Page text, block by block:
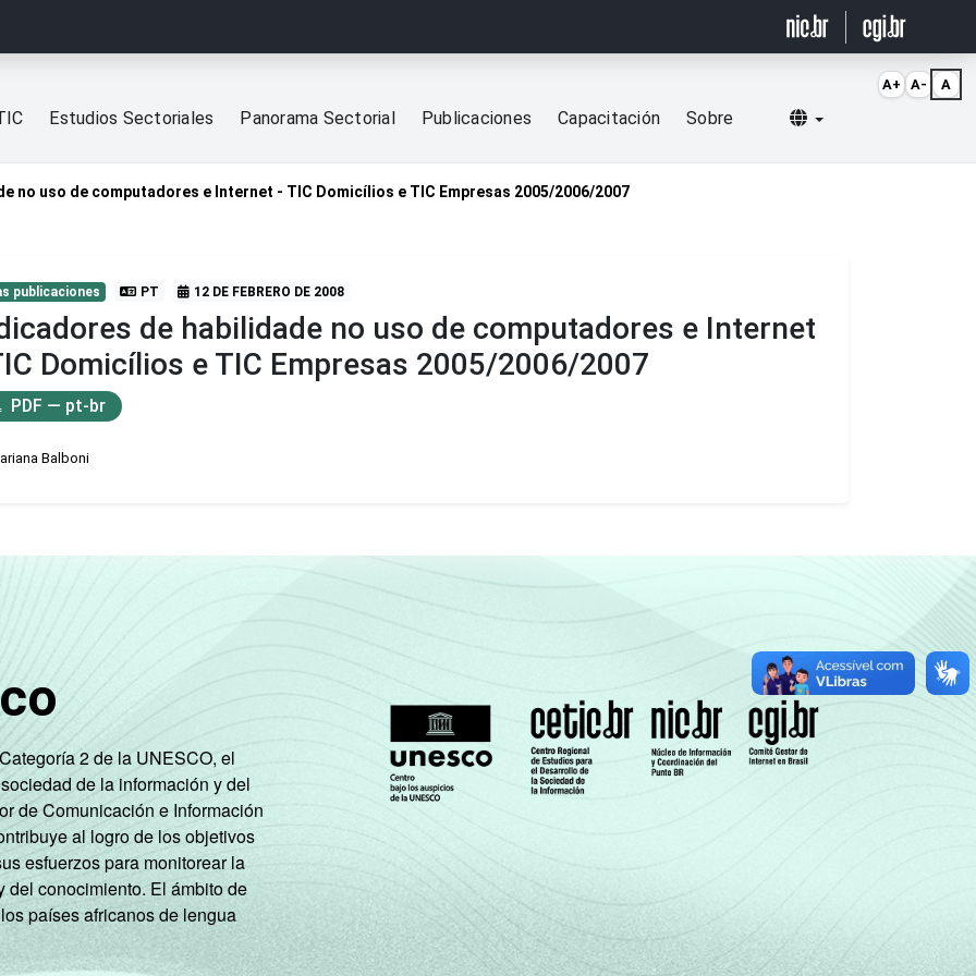
Estudios Sectoriales Panorama Sectorial Publicaciones Capacitación Sobre Selecionar idioma
no uso de computadores e Internet - TIC Domicílios e TIC Empresas 2005/2006/2007
publicaciones PT 12 DE FEBRERO DE 2008
de habilidade no uso de computadores e Internet
Domicílios e TIC Empresas 2005/2006/2007
PDF — pt-br
Balboni
2 de la UNESCO, el
de la información y del
de Comunicación e Información
al logro de los objetivos
esfuerzos para monitorear la
del conocimiento. El ámbito de
países africanos de lengua
A+ A- A